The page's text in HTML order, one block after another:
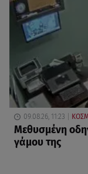
09.08.26, 11:23
Μεθυσμένη
γάμου της